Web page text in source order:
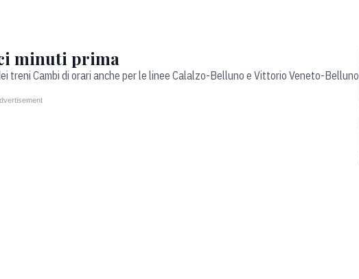
minuti prima
Cambi di orari anche per le linee Calalzo-Belluno e Vittorio Veneto-Belluno